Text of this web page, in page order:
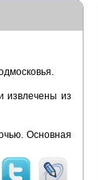
извлечены из
Основная